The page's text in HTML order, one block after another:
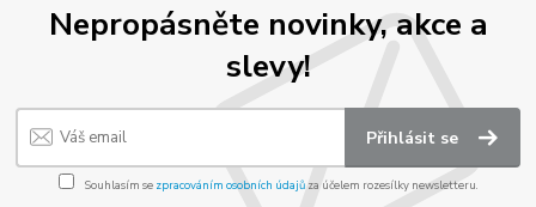
Nepropásněte novinky, akce a
slevy!
Přihlásit se
Souhlasím se zpracováním osobních údajůza účelem rozesílky newsletteru.